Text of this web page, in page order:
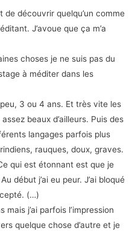
de découvrir quelqu’un comme
J’avoue que ça m’a
choses je ne suis pas du
à méditer dans les
3 ou 4 ans. Et très vite les
beaux d’ailleurs. Puis des
langages parfois plus
rauques, doux, graves.
qui est étonnant est que je
début j’ai eu peur. J’ai bloqué
(…)
j’ai parfois l’impression
quelque chose d’autre et je